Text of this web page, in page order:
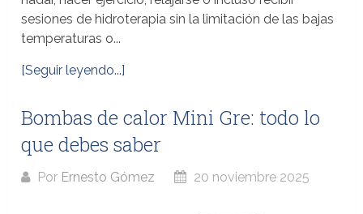
sesiones de hidroterapia sin la limitación de las bajas
temperaturas o...
[Seguir leyendo...]
Bombas de calor Mini Gre: todo lo
que debes saber
Por Ernesto Gómez 20 noviembre 2025